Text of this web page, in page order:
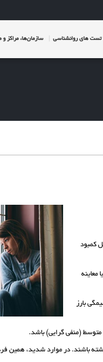
تست های روانشناسی سازمان‌ها، مراکز
کمبود
بارز
(منفی­ گرایی) باشد.
باشند. در موارد شدید، همین